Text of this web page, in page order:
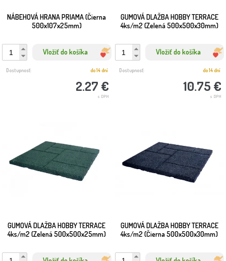
NÁBEHOVÁ HRANA PRIAMA (Čierna
500x107x25mm)
Vložiť do košíka
2.27 €
s DPH
Dostupnosť: do 14 dní
GUMOVÁ DLAŽBA HOBBY TERRACE
4ks/m2 (Zelená 500x500x30mm)
Vložiť do košíka
10.75 €
s DPH
Dostupnosť: do 14 dní
GUMOVÁ DLAŽBA HOBBY TERRACE
4ks/m2 (Zelená 500x500x25mm)
GUMOVÁ DLAŽBA HOBBY TERRACE
4ks/m2 (Čierna 500x500x30mm)